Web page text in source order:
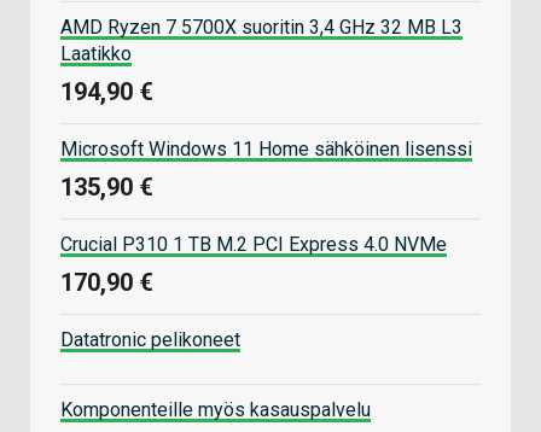
AMD Ryzen 7 5700X suoritin 3,4 GHz 32 MB L3
Laatikko
194,90 €
Microsoft Windows 11 Home sähköinen lisenssi
135,90 €
Crucial P310 1 TB M.2 PCI Express 4.0 NVMe
170,90 €
Datatronic pelikoneet
Komponenteille myös kasauspalvelu